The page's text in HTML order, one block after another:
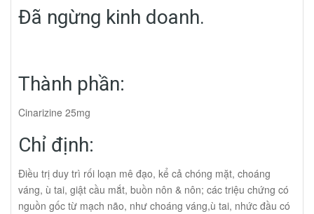
Đã ngừng kinh doanh.
Thành phần:
Cinarizine 25mg
Chỉ định:
Ðiều trị duy trì rối loạn mê đạo, kể cả chóng mặt, choáng
váng, ù tai, giật cầu mắt, buồn nôn & nôn; các triệu chứng có
nguồn gốc từ mạch não, như choáng váng,ù tai, nhức đầu có